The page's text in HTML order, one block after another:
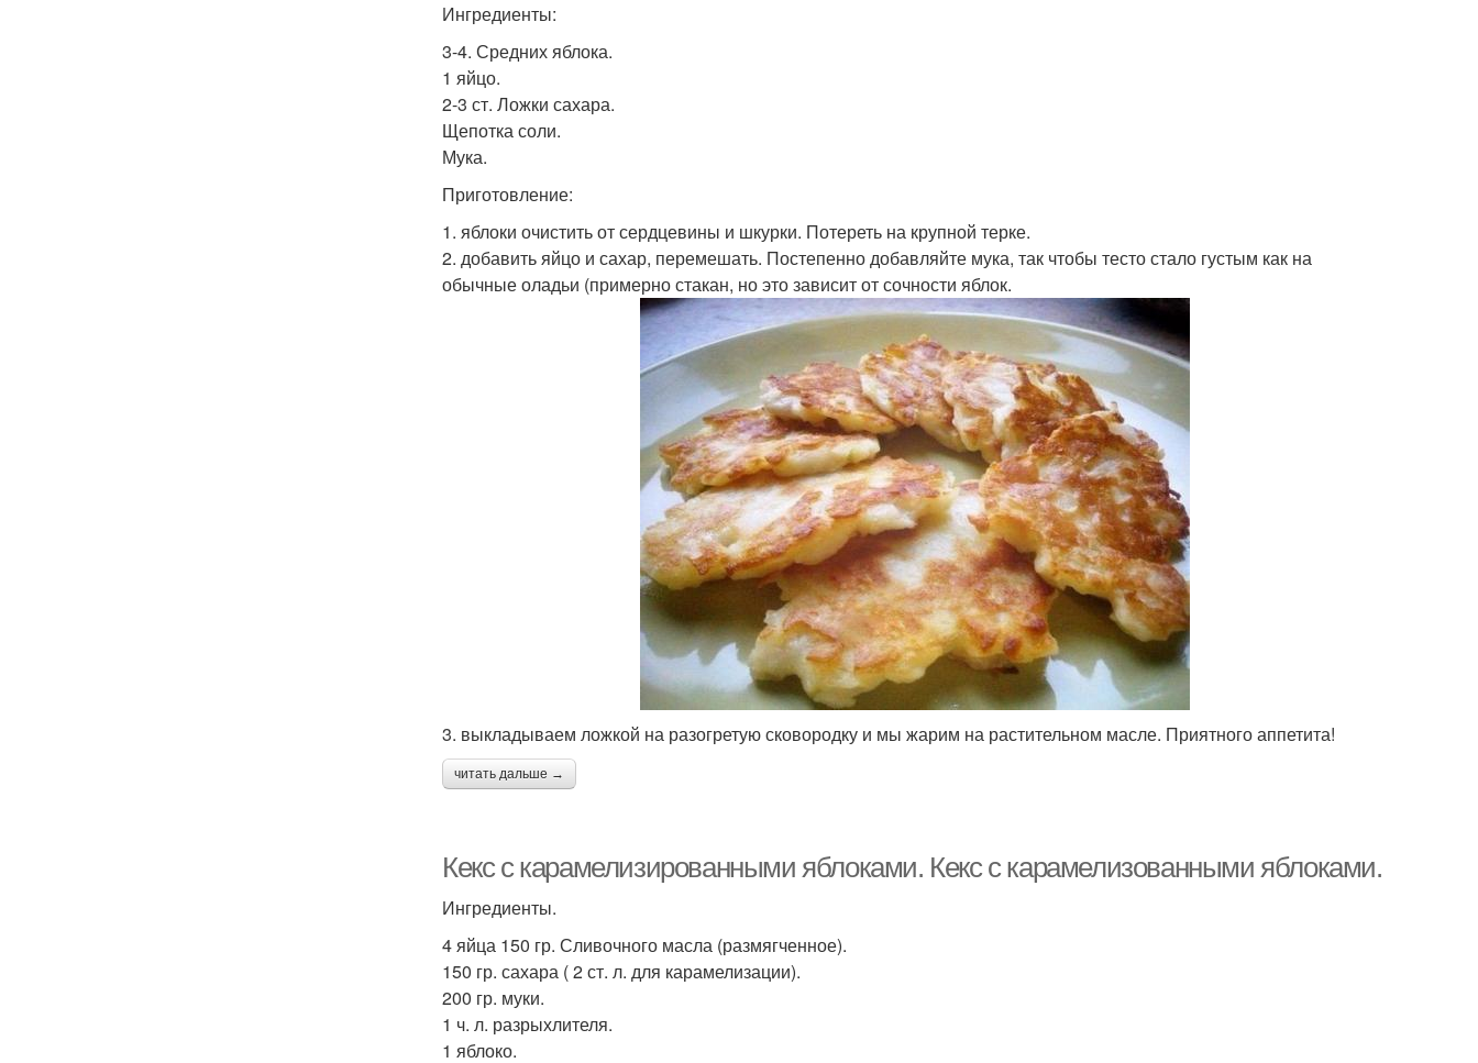
Ингредиенты:
3-4. Средних яблока.
1 яйцо.
2-3 ст. Ложки сахара.
Щепотка соли.
Мука.
Приготовление:
1. яблоки очистить от сердцевины и шкурки. Потереть на крупной терке.
2. добавить яйцо и сахар, перемешать. Постепенно добавляйте мука, так чтобы тесто стало густым как на
обычные оладьи (примерно стакан, но это зависит от сочности яблок.
3. выкладываем ложкой на разогретую сковородку и мы жарим на растительном масле. Приятного аппетита!
читать дальше →
Кекс с карамелизированными яблоками. Кекс с карамелизованными яблоками.
Ингредиенты.
4 яйца 150 гр. Сливочного масла (размягченное).
150 гр. сахара ( 2 ст. л. для карамелизации).
200 гр. муки.
1 ч. л. разрыхлителя.
1 яблоко.